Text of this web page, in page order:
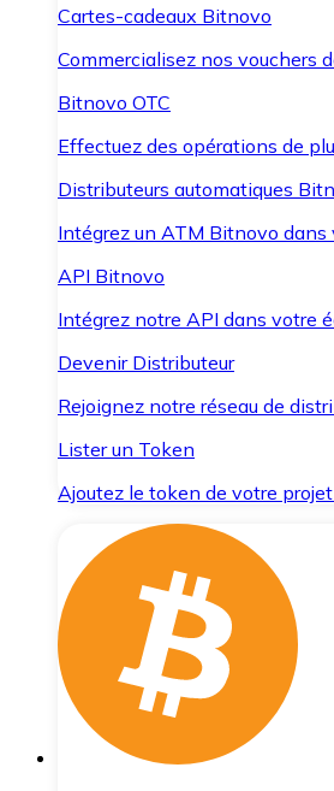
Cartes-cadeaux Bitnovo
Commercialisez nos vouchers
Bitnovo OTC
Effectuez des opérations de
Distributeurs automatiques
Intégrez un ATM Bitnovo
API Bitnovo
Intégrez notre API dans votre
Devenir Distributeur
Rejoignez notre réseau de
Lister un Token
Ajoutez le token de votre